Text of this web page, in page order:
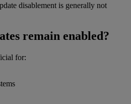
disablement is generally not
remain enabled?
for: